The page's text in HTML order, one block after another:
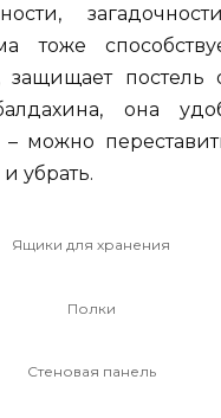
тоже
защищает постель
она
можно
убрать.
Ящики для хранения
Полки
Стеновая панель